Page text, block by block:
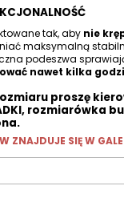
tak, aby nie
maksymalną
podeszwa
nawet kilka
proszę
rozmiarówka
ZNAJDUJE SIĘ W